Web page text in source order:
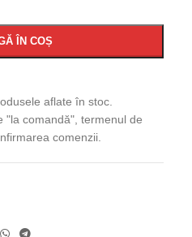
ÎN COȘ
aflate în stoc.
"la comandă", termenul de
comenzii.